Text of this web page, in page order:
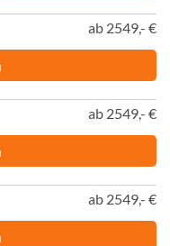
ab 2549,- €
ab 2549,- €
ab 2549,- €